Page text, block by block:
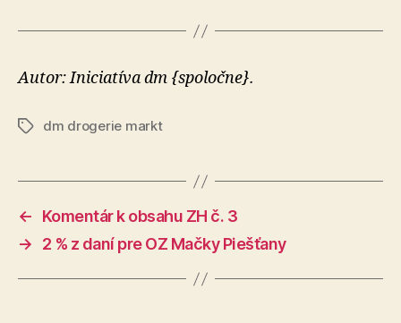
Autor: Iniciatíva dm {spoločne}.
Značkydm drogerie markt
←
Komentár k obsahu ZH č. 3
→
2 % z daní pre OZ Mačky Piešťany